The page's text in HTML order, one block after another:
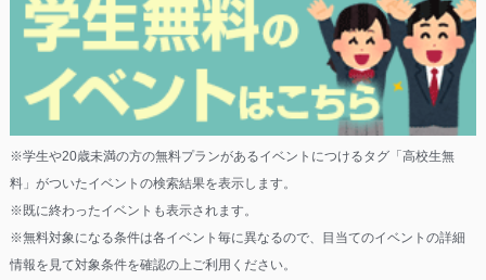
※学生や20歳未満の方の無料プランがあるイベントにつけるタグ「高校生無
料」がついたイベントの検索結果を表示します。
※既に終わったイベントも表示されます。
※無料対象になる条件は各イベント毎に異なるので、目当てのイベントの詳細
情報を見て対象条件を確認の上ご利用ください。